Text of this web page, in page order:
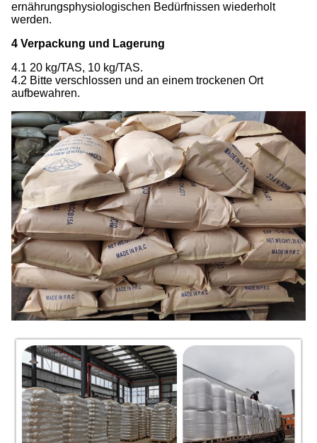
ernährungsphysiologischen Bedürfnissen wiederholt
werden.
4 Verpackung und Lagerung
4.1 20 kg/TAS, 10 kg/TAS.
4.2 Bitte verschlossen und an einem trockenen Ort
aufbewahren.